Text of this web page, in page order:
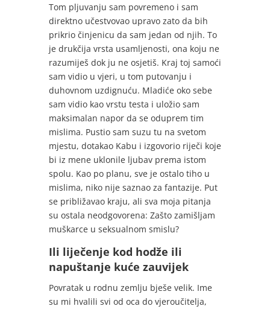
Tom pljuvanju sam povremeno i sam
direktno učestvovao upravo zato da bih
prikrio činjenicu da sam jedan od njih. To
je drukčija vrsta usamljenosti, ona koju ne
razumiješ dok ju ne osjetiš. Kraj toj samoći
sam vidio u vjeri, u tom putovanju i
duhovnom uzdignuću. Mladiće oko sebe
sam vidio kao vrstu testa i uložio sam
maksimalan napor da se oduprem tim
mislima. Pustio sam suzu tu na svetom
mjestu, dotakao Kabu i izgovorio riječi koje
bi iz mene uklonile ljubav prema istom
spolu. Kao po planu, sve je ostalo tiho u
mislima, niko nije saznao za fantazije. Put
se približavao kraju, ali sva moja pitanja
su ostala neodgovorena: Zašto zamišljam
muškarce u seksualnom smislu?
Ili liječenje kod hodže ili
napuštanje kuće zauvijek
Povratak u rodnu zemlju bješe velik. Ime
su mi hvalili svi od oca do vjeroučitelja,